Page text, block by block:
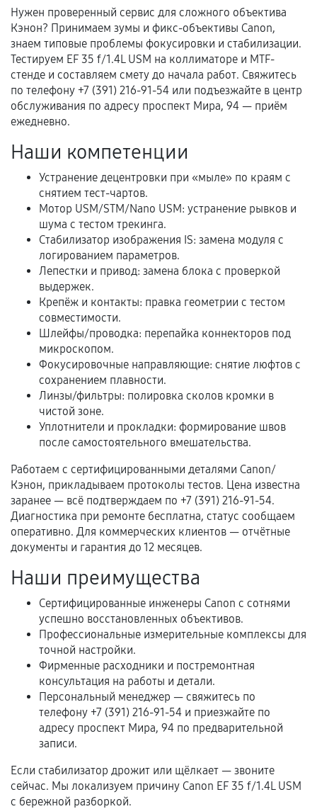
техническим характеристикам.
Документы для подтверждения
гарантии
Гарантийный талон.
услуг и сроком гарантии.
Документы на установленные комплектующие
и кассовый чек.
Расширенная гарантия
В некоторых случаях возможно оформление
расширенной гарантии. Стоимость, сроки и
условия продления согласовываются отдельно и
фиксируются в документах.
Когда гарантия не действует
Нарушение правил эксплуатации,
механические повреждения, попадание влаги,
Самостоятельный ремонт или вмешательство
третьих лиц.
Естественный износ деталей, если иное не
предусмотрено отдельно.
срока.
Программные сбои, если это не указано в
отдельных условиях.
Если комплектующие куплены
самостоятельно
Гарантия на выполненные работы может
сохраняться полностью или частично, если
Предоставленные детали подходят по
техническим параметрам и не имеют внешних
Нужен проверенный сервис для сложного объектива
Кэнон? Принимаем зумы и фикс-объективы Canon,
знаем типовые проблемы фокусировки и стабилизации.
Тестируем EF 35 f/1.4L USM на коллиматоре и MTF-
стенде и составляем смету до начала работ. Свяжитесь
по телефону +7 (391) 216-91-54 или подъезжайте в центр
обслуживания по адресу проспект Мира, 94 — приём
ежедневно.
Наши компетенции
Устранение децентровки при «мыле» по краям с
снятием тест-чартов.
Мотор USM/STM/Nano USM: устранение рывков и
шума с тестом трекинга.
Стабилизатор изображения IS: замена модуля с
логированием параметров.
Лепестки и привод: замена блока с проверкой
выдержек.
Крепёж и контакты: правка геометрии с тестом
совместимости.
Шлейфы/проводка: перепайка коннекторов под
микроскопом.
Фокусировочные направляющие: снятие люфтов с
сохранением плавности.
Линзы/фильтры: полировка сколов кромки в
чистой зоне.
Уплотнители и прокладки: формирование швов
после самостоятельного вмешательства.
Работаем с сертифицированными деталями Canon/
Кэнон, прикладываем протоколы тестов. Цена известна
заранее — всё подтверждаем по +7 (391) 216-91-54.
Диагностика при ремонте бесплатна, статус сообщаем
оперативно. Для коммерческих клиентов — отчётные
документы и гарантия до 12 месяцев.
Наши преимущества
Сертифицированные инженеры Canon с сотнями
успешно восстановленных объективов.
Профессиональные измерительные комплексы для
точной настройки.
Фирменные расходники и постремонтная
консультация на работы и детали.
Персональный менеджер — свяжитесь по
телефону +7 (391) 216-91-54 и приезжайте по
адресу проспект Мира, 94 по предварительной
записи.
Если стабилизатор дрожит или щёлкает — звоните
сейчас. Мы локализуем причину Canon EF 35 f/1.4L USM
с бережной разборкой.